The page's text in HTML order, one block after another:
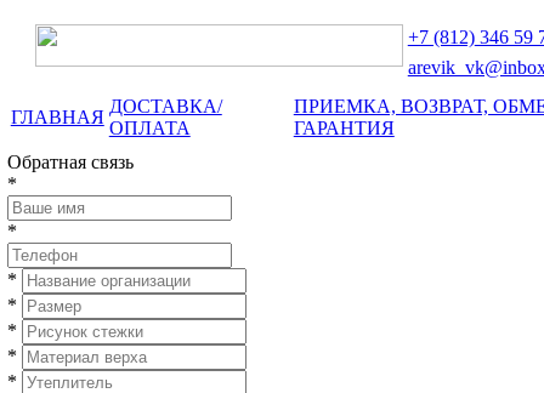
+7 (812)346 59
ГЛАВНАЯ
ДОСТАВКА/
ОПЛАТА
ПРИЕМКА, ВОЗВРАТ,
ГАРАНТИЯ
Обратная связь
*
*
*
*
*
*
*